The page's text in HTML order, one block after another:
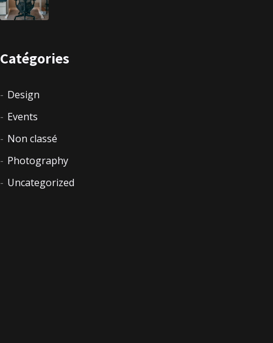
Catégories
Design
Events
Non classé
Photography
Uncategorized